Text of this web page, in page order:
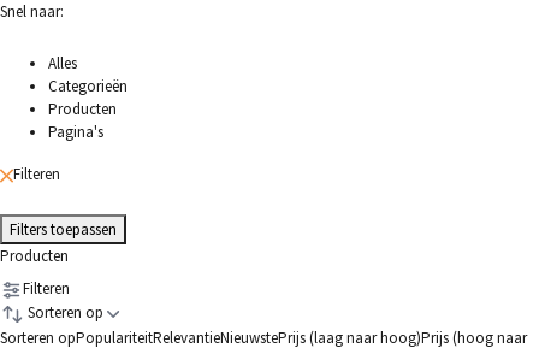
Snel naar:
Alles
Categorieën
Producten
Pagina's
Filteren
Filters toepassen
Producten
Filteren
Sorteren op
Sorteren opPopulariteitRelevantieNieuwstePrijs (laag naar hoog)Prijs (hoog naar